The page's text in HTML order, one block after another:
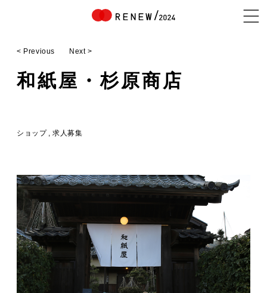
EXHIBITOR
MOVIE
< Previous Next >
和紙屋・杉原商店
ショップ 求人募集